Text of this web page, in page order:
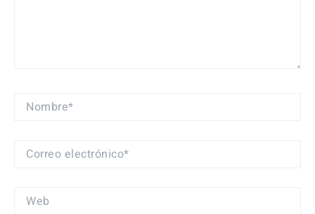
NOMBRE*
CORREO
WEB